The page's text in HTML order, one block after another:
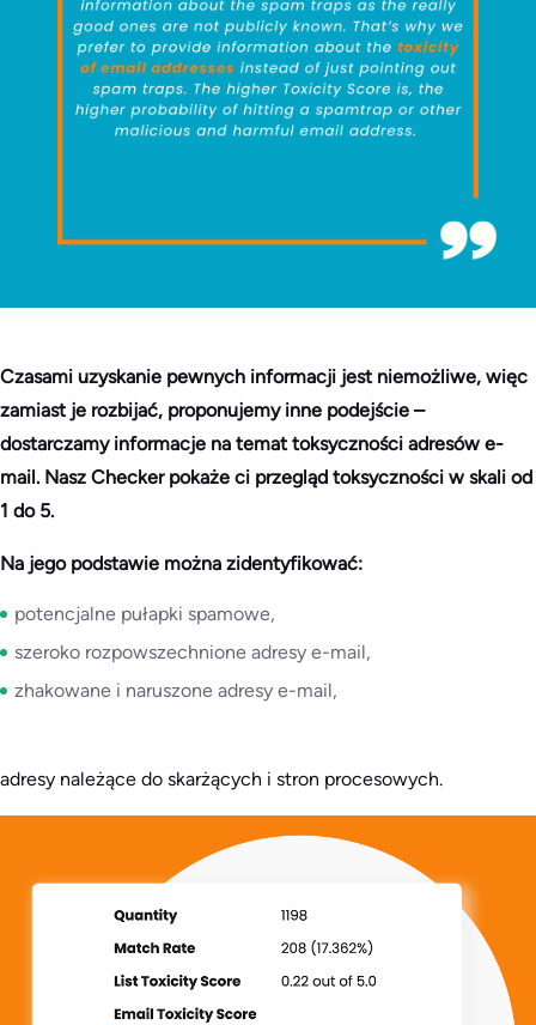
Czasami uzyskanie pewnych informacji jest niemożliwe, więc
zamiast je rozbijać, proponujemy inne podejście –
dostarczamy informacje na temat toksyczności adresów e-
mail. Nasz Checker pokaże ci przegląd toksyczności w skali od
1 do 5.
Na jego podstawie można zidentyfikować:
potencjalne pułapki spamowe,
szeroko rozpowszechnione adresy e-mail,
zhakowane i naruszone adresy e-mail,
adresy należące do skarżących i stron procesowych.